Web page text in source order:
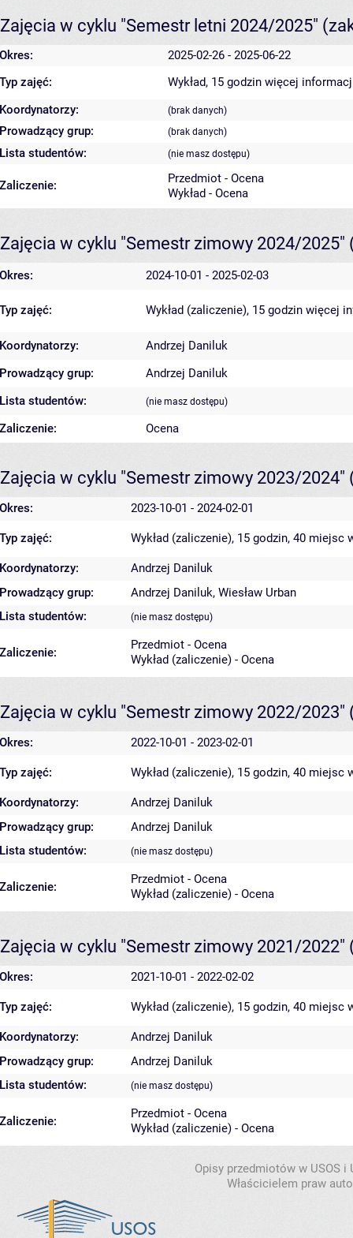
Zajęcia w cyklu "Semestr letni 2024/2025"
Okres:
2025-02-26 - 2025-06-22
Typ zajęć:
Wykład, 15 godzin więcej
Koordynatorzy:
(brak danych)
Prowadzący grup: (brak danych)
Lista studentów: (nie masz dostępu)
Zaliczenie:
Przedmiot - Ocena
Wykład - Ocena
Zajęcia w cyklu "Semestr zimowy 2024/2025"
Okres: 2024-10-01 - 2025-02-03
Typ zajęć: Wykład (zaliczenie), 15 godzin więcej
Koordynatorzy:
Andrzej Daniluk
Prowadzący grup:
Andrzej Daniluk
Lista studentów:
(nie masz dostępu)
Zaliczenie: Ocena
Zajęcia w cyklu "Semestr zimowy 2023/2024"
Okres: 2023-10-01 - 2024-02-01
Typ zajęć: Wykład (zaliczenie), 15 godzin, 40 miejsc
Koordynatorzy:
Andrzej Daniluk
Prowadzący grup:
Andrzej Daniluk, Wiesław Urban
Lista studentów:
(nie masz dostępu)
Zaliczenie:
Przedmiot - Ocena
Wykład (zaliczenie) - Ocena
Zajęcia w cyklu "Semestr zimowy 2022/2023"
Okres: 2022-10-01 - 2023-02-01
Typ zajęć: Wykład (zaliczenie), 15 godzin, 40 miejsc
Koordynatorzy:
Andrzej Daniluk
Prowadzący grup:
Andrzej Daniluk
Lista studentów:
(nie masz dostępu)
Zaliczenie:
Przedmiot - Ocena
Wykład (zaliczenie) - Ocena
Zajęcia w cyklu "Semestr zimowy 2021/2022"
Okres: 2021-10-01 - 2022-02-02
Typ zajęć: Wykład (zaliczenie), 15 godzin, 40 miejsc
Koordynatorzy:
Andrzej Daniluk
Prowadzący grup:
Andrzej Daniluk
Lista studentów:
(nie masz dostępu)
Zaliczenie:
Przedmiot - Ocena
Wykład (zaliczenie) - Ocena
Opisy przedmiotów w USOS
Właścicielem praw